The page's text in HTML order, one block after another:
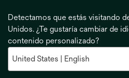
Detectamos que estás visitando
Unidos. ¿Te gustaría cambiar de
contenido personalizado?